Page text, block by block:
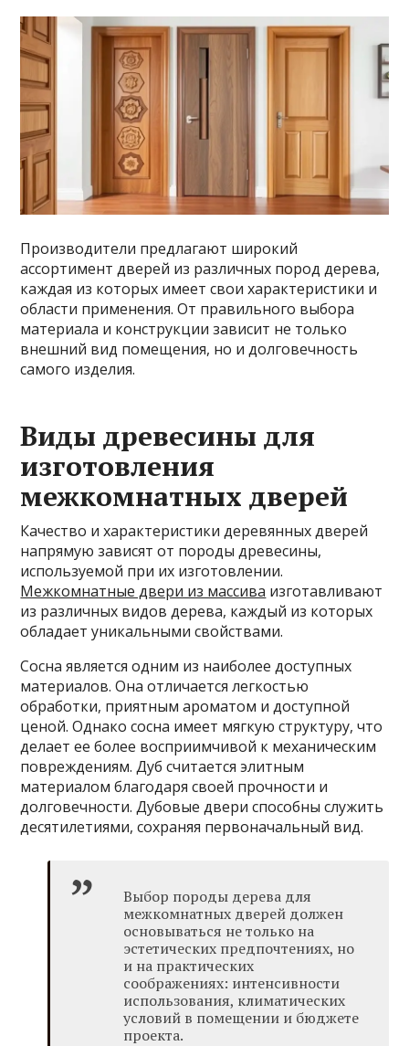
Производители предлагают широкий
ассортимент дверей из различных пород дерева,
каждая из которых имеет свои характеристики и
области применения. От правильного выбора
материала и конструкции зависит не только
внешний вид помещения, но и долговечность
самого изделия.
Виды древесины для
изготовления
межкомнатных дверей
Качество и характеристики деревянных дверей
напрямую зависят от породы древесины,
используемой при их изготовлении.
Межкомнатные двери из массива изготавливают
из различных видов дерева, каждый из которых
обладает уникальными свойствами.
Сосна является одним из наиболее доступных
материалов. Она отличается легкостью
обработки, приятным ароматом и доступной
ценой. Однако сосна имеет мягкую структуру, что
делает ее более восприимчивой к механическим
повреждениям. Дуб считается элитным
материалом благодаря своей прочности и
долговечности. Дубовые двери способны служить
десятилетиями, сохраняя первоначальный вид.
Выбор породы дерева для
межкомнатных дверей должен
основываться не только на
эстетических предпочтениях, но
и на практических
соображениях: интенсивности
использования, климатических
условий в помещении и бюджете
проекта.